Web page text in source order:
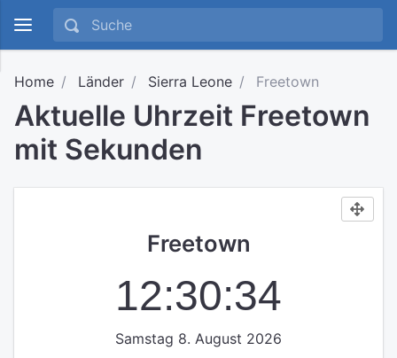
Home Länder Sierra Leone Freetown
Aktuelle Uhrzeit Freetown
mit Sekunden
Freetown
12:30:35
Samstag 8. August 2026